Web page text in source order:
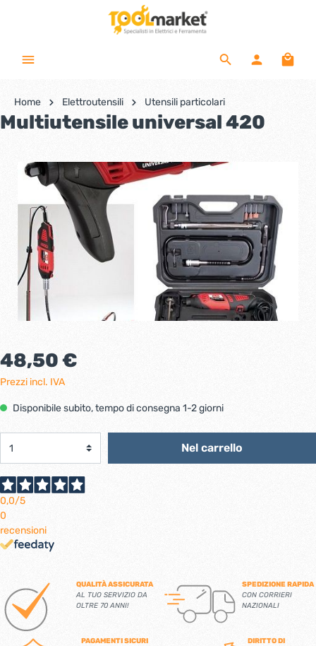
Home Elettroutensili Utensili particolari
Multiutensile universal 420
48,50 €
Prezzi incl. IVA
Disponibile subito, tempo di consegna 1-2 giorni
Nel carrello
0,0/5
0
recensioni
QUALITÀ ASSICURATA
AL TUO SERVIZIO DA
OLTRE 70 ANNI!
SPEDIZIONE RAPIDA
CON CORRIERI
NAZIONALI
PAGAMENTI SICURI
DIRITTO DI